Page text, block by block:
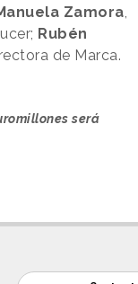
Zamora
Rubén
de Marca.
será